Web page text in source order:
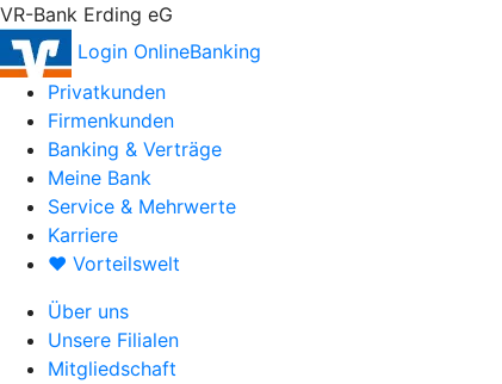
VR-Bank Erding eG
Login OnlineBanking
Privatkunden
Firmenkunden
Banking & Verträge
Meine Bank
Service & Mehrwerte
Karriere
♥ Vorteilswelt
Über uns
Unsere Filialen
Mitgliedschaft